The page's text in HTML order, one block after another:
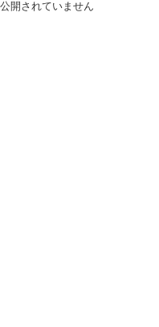
公開されていません